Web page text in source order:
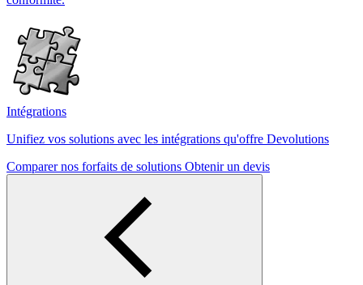
Intégrations
Unifiez vos solutions avec les intégrations qu'offre Devolutions
Comparer nos forfaits de solutions Obtenir un devis